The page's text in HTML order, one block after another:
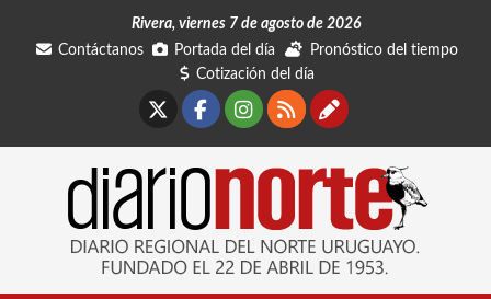
Rivera, viernes 7 de agosto de 2026
Contáctanos
Portada del día
Pronóstico del tiempo
Cotización del día
Facebook
Instagram
RSSContáctanos